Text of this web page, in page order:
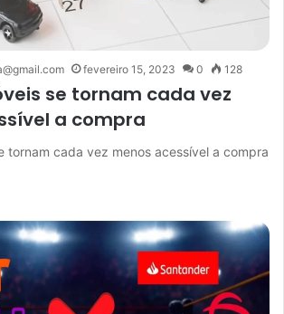
fevereiro 15, 2023 0 128
se tornam cada vez
a compra
tornam cada vez menos acessível a compra